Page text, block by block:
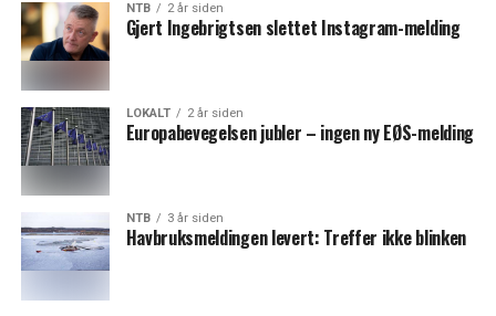
NTB 2 år siden
Gjert Ingebrigtsen slettet Instagram-melding
LOKALT 2 år siden
Europabevegelsen jubler – ingen ny EØS-melding
NTB 3 år siden
Havbruksmeldingen levert: Treffer ikke blinken